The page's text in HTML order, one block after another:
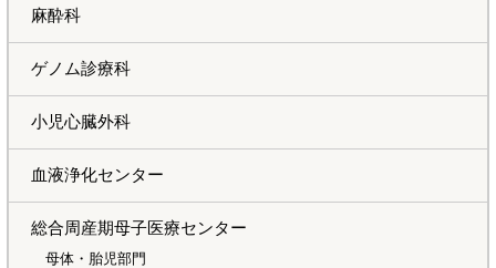
麻酔科
ゲノム診療科
小児心臓外科
血液浄化センター
総合周産期母子医療センター
母体・胎児部門